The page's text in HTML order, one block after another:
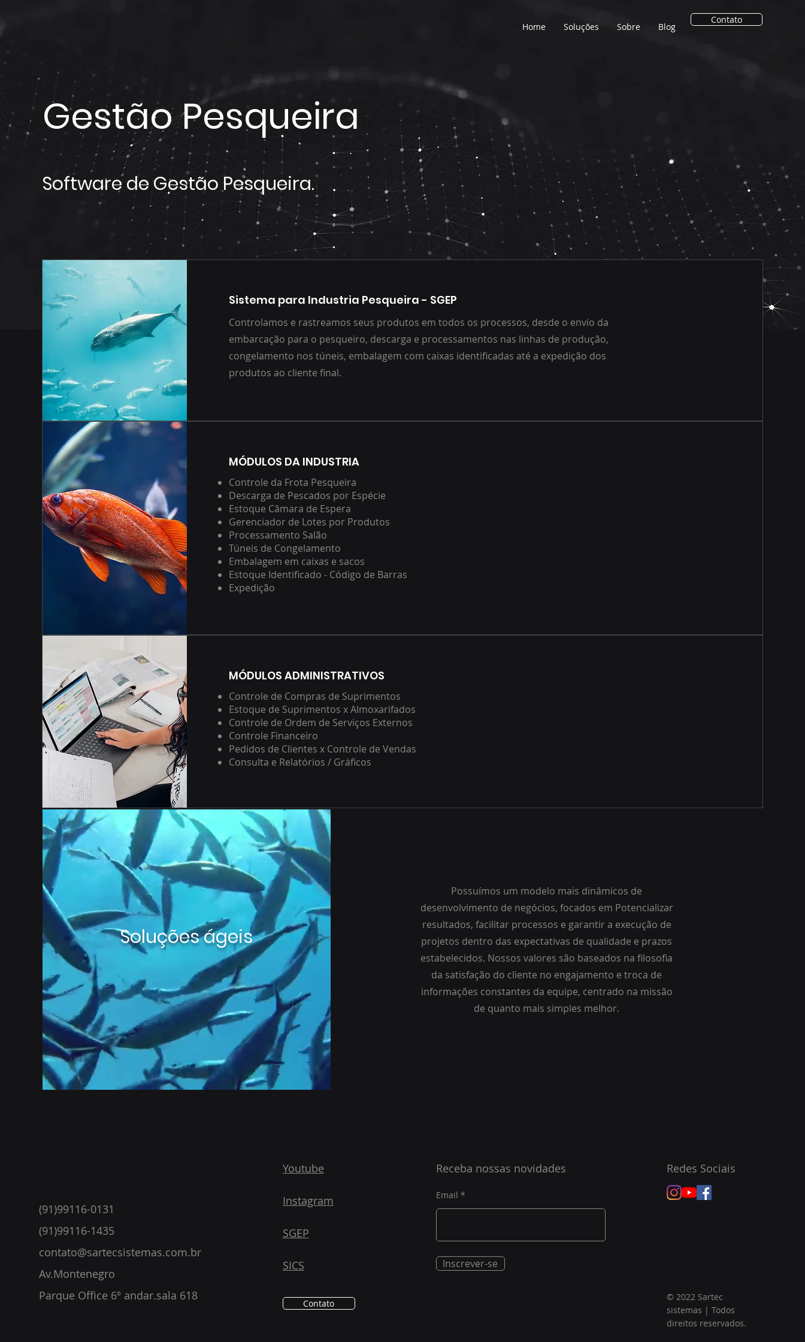
Home Soluções Sobre Blog
Contato
Gestão Pesqueira
Software de Gestão Pesqueira.
Sistema para Industria Pesqueira - SGEP
Controlamos e rastreamos seus produtos em todos os processos, desde o envio da
embarcação para o pesqueiro, descarga e processamentos nas linhas de produção,
congelamento nos túneis, embalagem com caixas identificadas até a expedição dos
produtos ao cliente final.
MÓDULOS DA INDUSTRIA
Controle da Frota Pesqueira
Descarga de Pescados por Espécie
Estoque Câmara de Espera
Gerenciador de Lotes por Produtos
Processamento Salão
Túneis de Congelamento
Embalagem em caixas e sacos
Estoque Identificado - Código de Barras
Expedição
MÓDULOS ADMINISTRATIVOS
Controle de Compras de Suprimentos
Estoque de Suprimentos x Almoxarifados
Controle de Ordem de Serviços Externos
Controle Financeiro
Pedidos de Clientes x Controle de Vendas
Consulta e Relatórios / Gráficos
Soluções ágeis
Possuímos um modelo mais dinâmicos de
desenvolvimento de negócios, focados em Potencializar
resultados, facilitar processos e garantir a execução de
projetos dentro das expectativas de qualidade e prazos
estabelecidos. Nossos valores são baseados na filosofia
da satisfação do cliente no engajamento e troca de
informações constantes da equipe, centrado na missão
de quanto mais simples melhor.
(91)99116-0131
(91)99116-1435
contato@sartecsistemas.com.br
Av.Montenegro
Parque Office 6º andar.sala 618
Youtube
Instagram
SGEP
SICS
Contato
Receba nossas novidades
Email
Inscrever-se
Redes Sociais
© 2022 Sartec
sistemas | Todos
direitos reservados.